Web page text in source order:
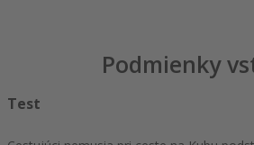
Podmienky
Test